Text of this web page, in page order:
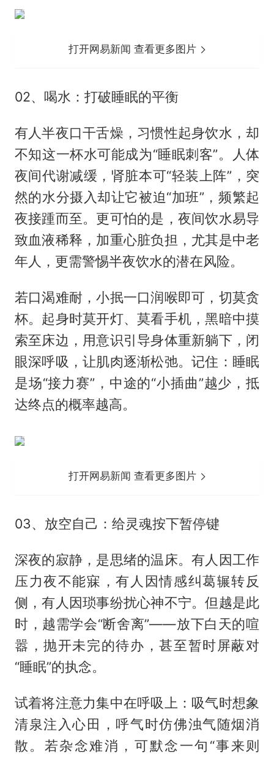
打开网易新闻 查看更多图片
02、喝水：打破睡眠的平衡
有人半夜口干舌燥，习惯性起身饮水，却
不知这一杯水可能成为“睡眠刺客”。人体
夜间代谢减缓，肾脏本可“轻装上阵”，突
然的水分摄入却让它被迫“加班”，频繁起
夜接踵而至。更可怕的是，夜间饮水易导
致血液稀释，加重心脏负担，尤其是中老
年人，更需警惕半夜饮水的潜在风险。
若口渴难耐，小抿一口润喉即可，切莫贪
杯。起身时莫开灯、莫看手机，黑暗中摸
索至床边，用意识引导身体重新躺下，闭
眼深呼吸，让肌肉逐渐松弛。记住：睡眠
是场“接力赛”，中途的“小插曲”越少，抵
达终点的概率越高。
打开网易新闻 查看更多图片
03、放空自己：给灵魂按下暂停键
深夜的寂静，是思绪的温床。有人因工作
压力夜不能寐，有人因情感纠葛辗转反
侧，有人因琐事纷扰心神不宁。但越是此
时，越需学会“断舍离”——放下白天的喧
嚣，抛开未完的待办，甚至暂时屏蔽对
“睡眠”的执念。
试着将注意力集中在呼吸上：吸气时想象
清泉注入心田，呼气时仿佛浊气随烟消
散。若杂念难消，可默念一句“事来则